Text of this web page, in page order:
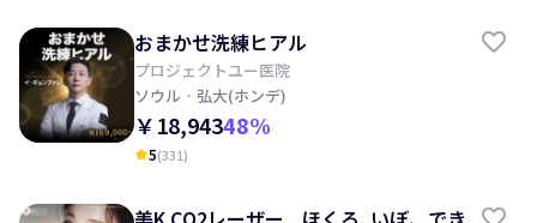
おまかせ洗練ヒアル
プロジェクトユー医院
ソウル · 弘大(ホンデ)
￥18,94348%
kid_star5(331)